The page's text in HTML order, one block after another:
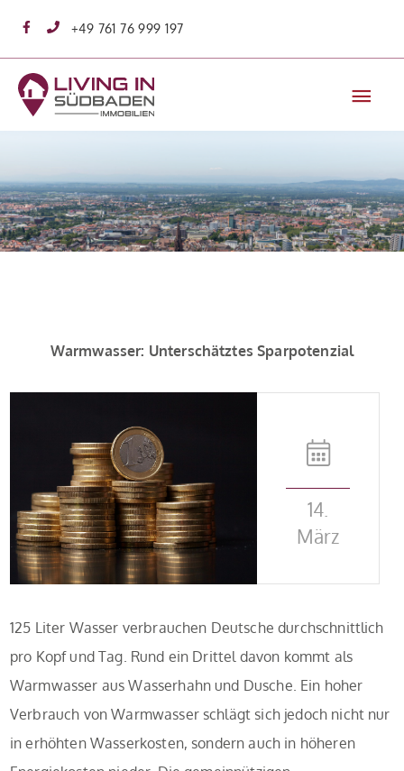
+49 761 76 999 197
Warmwasser: Unterschätztes Sparpotenzial
14.
März
125 Liter Wasser verbrauchen Deutsche durchschnittlich
pro Kopf und Tag. Rund ein Drittel davon kommt als
Warmwasser aus Wasserhahn und Dusche. Ein hoher
Verbrauch von Warmwasser schlägt sich jedoch nicht nur
in erhöhten Wasserkosten, sondern auch in höheren